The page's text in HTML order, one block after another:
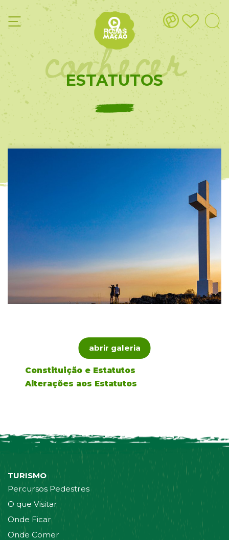
conhecer
ESTATUTOS
abrir galeria
Constituição e Estatutos
Alterações aos Estatutos
TURISMO
Percursos Pedestres
O que Visitar
Onde Ficar
Onde Comer